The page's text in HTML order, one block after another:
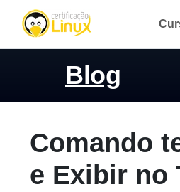
Blog
Comando
e Exibir no